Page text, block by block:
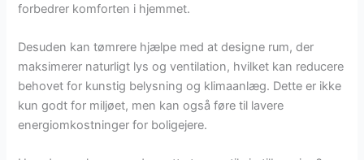
forbedrer komforten i hjemmet.
Desuden kan tømrere hjælpe med at designe rum, der
maksimerer naturligt lys og ventilation, hvilket kan reducere
behovet for kunstig belysning og klimaanlæg. Dette er ikke
kun godt for miljøet, men kan også føre til lavere
energiomkostninger for boligejere.